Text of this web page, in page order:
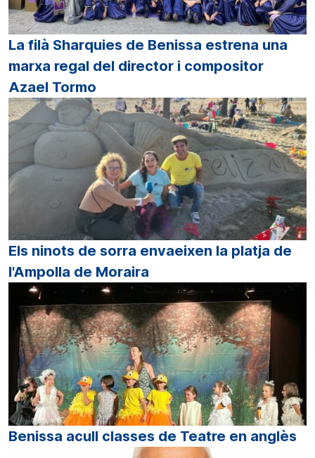
La filà Sharquies de Benissa estrena una
marxa regal del director i compositor
Azael Tormo
Els ninots de sorra envaeixen la platja de
l'Ampolla de Moraira
Benissa acull classes de Teatre en anglès